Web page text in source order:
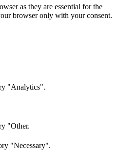
as they are essential for the
browser only with your consent.
"Analytics".
"Other.
"Necessary".